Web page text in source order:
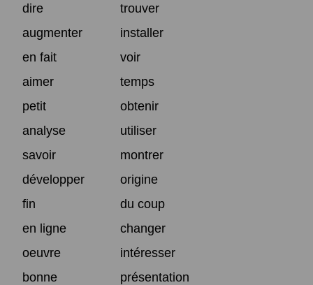
dire
trouver
augmenter
installer
en fait
voir
aimer
temps
petit
obtenir
analyse
utiliser
savoir
montrer
développer
origine
fin
du coup
en ligne
changer
oeuvre
intéresser
bonne
présentation